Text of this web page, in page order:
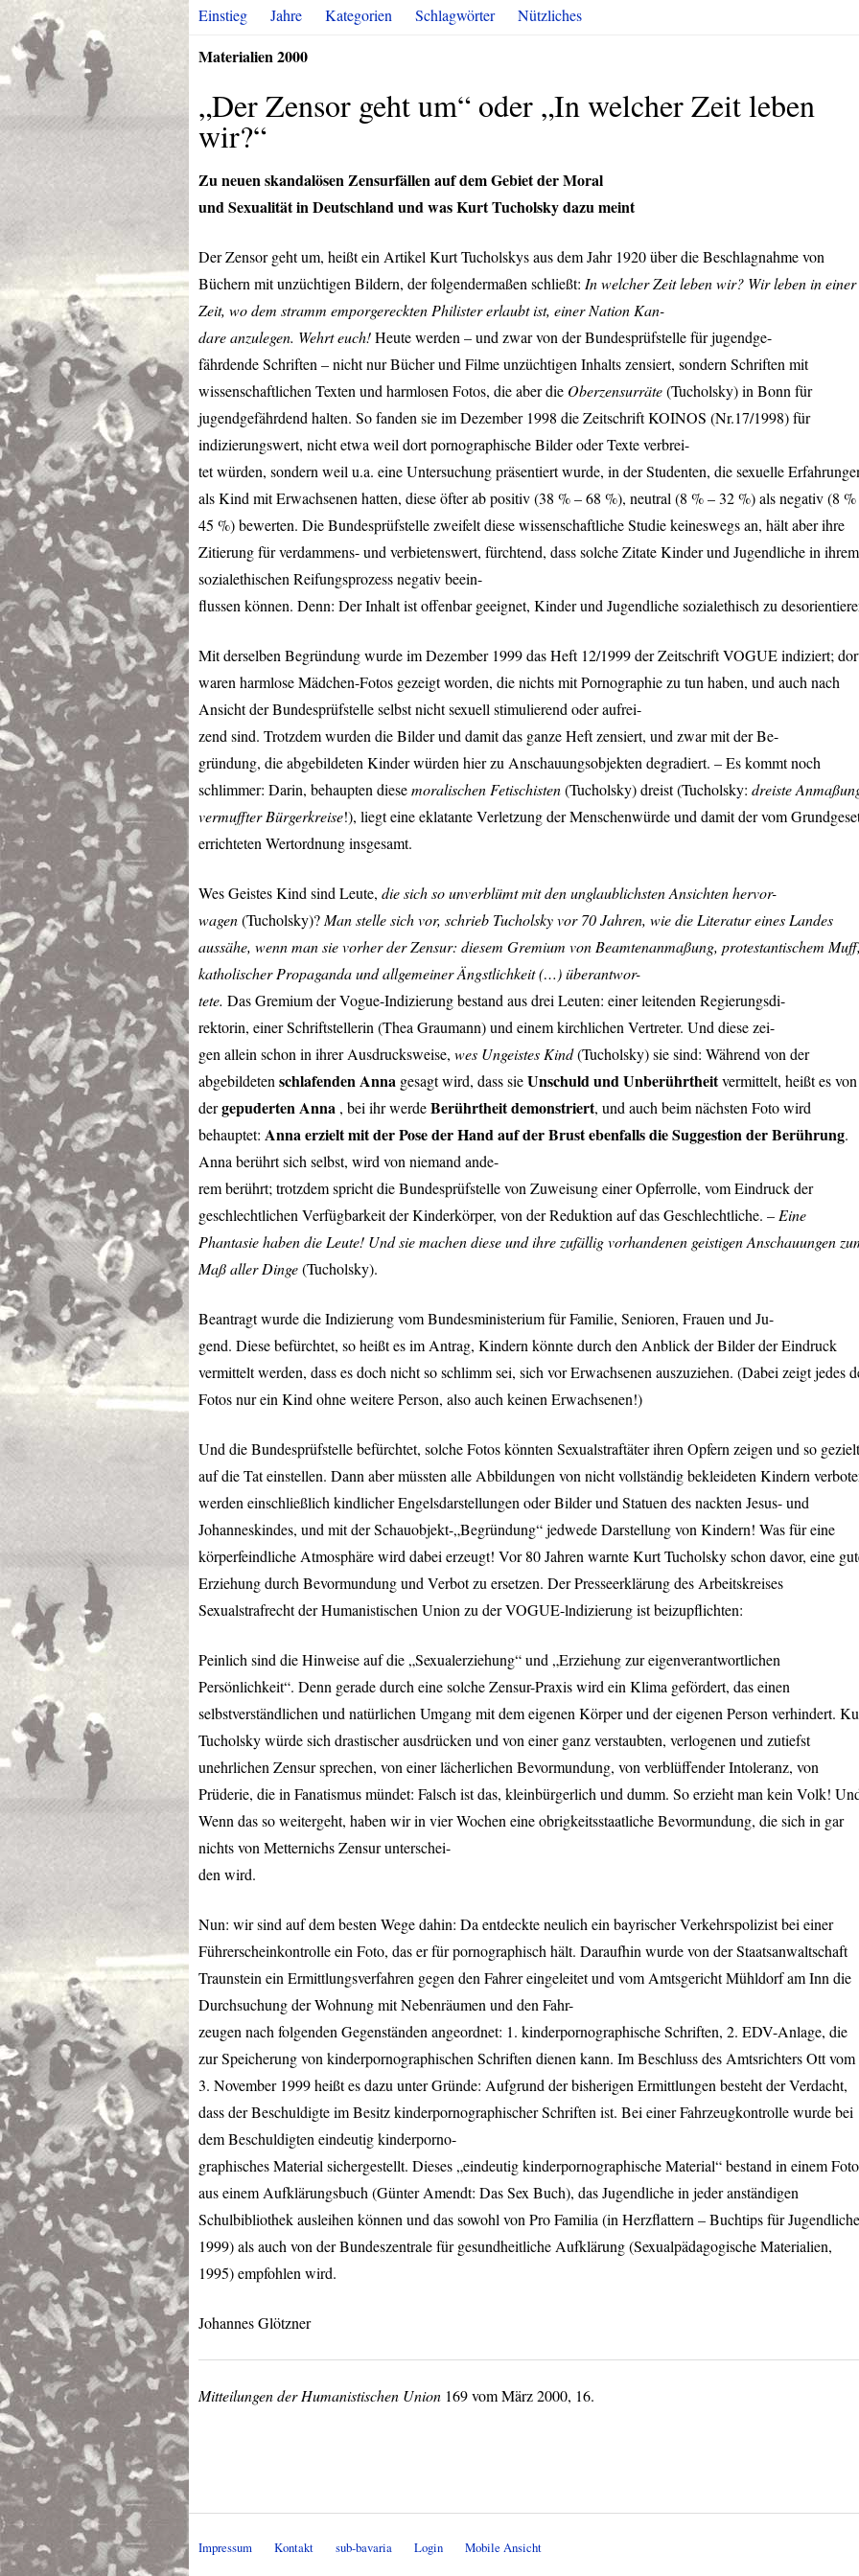
Einstieg Jahre Kategorien Schlagwörter Nützliches
Materialien 2000
„Der Zensor geht um“ oder „In welcher Zeit leben
wir?“
Zu neuen skandalösen Zensurfällen auf dem Gebiet der Moral
und Sexualität in Deutschland und was Kurt Tucholsky dazu meint
Der Zensor geht um, heißt ein Artikel Kurt Tucholskys aus dem Jahr 1920 über die Beschlagnahme von
Büchern mit unzüchtigen Bildern, der folgendermaßen schließt: In welcher Zeit leben wir? Wir leben in einer
Zeit, wo dem stramm emporgereckten Philister erlaubt ist, einer Nation Kan-
dare anzulegen. Wehrt euch!Heute werden – und zwar von der Bundesprüfstelle für jugendge-
fährdende Schriften – nicht nur Bücher und Filme unzüchtigen Inhalts zensiert, sondern Schriften mit
wissenschaftlichen Texten und harmlosen Fotos, die aber die Oberzensurräte(Tucholsky) in Bonn für
jugendgefährdend halten. So fanden sie im Dezember 1998 die ZeitschriftKOINOS (Nr.17/1998) für
indizierungswert, nicht etwa weil dort pornographische Bilder oder Texte verbrei-
tet würden, sondern weil u.a. eine Untersuchung präsentiert wurde, in der Studenten, die sexuelle
als Kind mit Erwachsenen hatten, diese öfter ab positiv (38 % – 68 %), neutral (8 % – 32 %) als negativ (8
45 %) bewerten. Die Bundesprüfstelle zweifelt diese wissenschaftliche Studie keineswegs an, hält aber ihre
Zitierung für verdammens- und verbietenswert, fürchtend, dass solche Zitate Kinder und Jugendliche in ihrem
sozialethischen Reifungsprozess negativ beein-
flussen können. Denn: Der Inhalt ist offenbar geeignet, Kinder und Jugendliche sozialethisch zu
Mit derselben Begründung wurde im Dezember 1999 das Heft 12/1999 der ZeitschriftVOGUEindiziert;
waren harmlose Mädchen-Fotos gezeigt worden, die nichts mit Pornographie zu tun haben, und auch nach
Ansicht der Bundesprüfstelle selbst nicht sexuell stimulierend oder aufrei-
zend sind. Trotzdem wurden die Bilder und damit das ganze Heft zensiert, und zwar mit der Be-
gründung, die abgebildeten Kinder würden hier zu Anschauungsobjekten degradiert. – Es kommt noch
schlimmer: Darin, behaupten diesemoralischen Fetischisten(Tucholsky) dreist (Tucholsky: dreiste
vermuffter Bürgerkreise!), liegt eine eklatante Verletzung der Menschenwürde und damit der vom
errichteten Wertordnung insgesamt.
Wes Geistes Kind sind Leute, die sich so unverblümt mit den unglaublichsten Ansichten hervor-
wagen(Tucholsky)? Man stelle sich vor, schrieb Tucholsky vor 70 Jahren, wie die Literatur eines Landes
aussähe, wenn man sie vorher der Zensur: diesem Gremium von Beamtenanmaßung, protestantischem
katholischer Propaganda und allgemeiner Ängstlichkeit (…) überantwor-
tete. Das Gremium der Vogue-Indizierung bestand aus drei Leuten: einer leitenden Regierungsdi-
rektorin, einer Schriftstellerin (Thea Graumann) und einem kirchlichen Vertreter. Und diese zei-
gen allein schon in ihrer Ausdrucksweise, wes Ungeistes Kind(Tucholsky) sie sind: Während von der
abgebildeten schlafenden Anna gesagt wird, dass sieUnschuld und Unberührtheitvermittelt, heißt es von
dergepuderten Anna , bei ihr werdeBerührtheit demonstriert, und auch beim nächsten Foto wird
behauptet: Anna erzielt mit der Pose der Hand auf der Brust ebenfalls die Suggestion der Berührung.
Anna berührt sich selbst, wird von niemand ande-
rem berührt; trotzdem spricht die Bundesprüfstelle von Zuweisung einer Opferrolle, vom Eindruck der
geschlechtlichen Verfügbarkeit der Kinderkörper, von der Reduktion auf das Geschlechtliche. – Eine
Phantasie haben die Leute! Und sie machen diese und ihre zufällig vorhandenen geistigen Anschauungen
Maß aller Dinge(Tucholsky).
Beantragt wurde die Indizierung vom Bundesministerium für Familie, Senioren, Frauen und Ju-
gend. Diese befürchtet, so heißt es im Antrag, Kindern könnte durch den Anblick der Bilder der Eindruck
vermittelt werden, dass es doch nicht so schlimm sei, sich vor Erwachsenen auszuziehen. (Dabei zeigt jedes
Fotos nur ein Kind ohne weitere Person, also auch keinen Erwachsenen!)
Und die Bundesprüfstelle befürchtet, solche Fotos könnten Sexualstraftäter ihren Opfern zeigen und so gezielt
auf die Tat einstellen. Dann aber müssten alle Abbildungen von nicht vollständig bekleideten Kindern
werden einschließlich kindlicher Engelsdarstellungen oder Bilder und Statuen des nackten Jesus- und
Johanneskindes, und mit der Schauobjekt-„Begründung“ jedwede Darstellung von Kindern! Was für eine
körperfeindliche Atmosphäre wird dabei erzeugt! Vor 80 Jahren warnte Kurt Tucholsky schon davor, eine
Erziehung durch Bevormundung und Verbot zu ersetzen. Der Presseerklärung des Arbeitskreises
Sexualstrafrecht der Humanistischen Union zu derVOGUE-lndizierung ist beizupflichten:
Peinlich sind die Hinweise auf die „Sexualerziehung“ und „Erziehung zur eigenverantwortlichen
Persönlichkeit“. Denn gerade durch eine solche Zensur-Praxis wird ein Klima gefördert, das einen
selbstverständlichen und natürlichen Umgang mit dem eigenen Körper und der eigenen Person verhindert.
Tucholsky würde sich drastischer ausdrücken und von einer ganz verstaubten, verlogenen und zutiefst
unehrlichen Zensur sprechen, von einer lächerlichen Bevormundung, von verblüffender Intoleranz, von
Prüderie, die in Fanatismus mündet: Falsch ist das, kleinbürgerlich und dumm. So erzieht man kein Volk!
Wenn das so weitergeht, haben wir in vier Wochen eine obrigkeitsstaatliche Bevormundung, die sich in gar
nichts von Metternichs Zensur unterschei-
den wird.
Nun: wir sind auf dem besten Wege dahin: Da entdeckte neulich ein bayrischer Verkehrspolizist bei einer
Führerscheinkontrolle ein Foto, das er für pornographisch hält. Daraufhin wurde von der Staatsanwaltschaft
Traunstein ein Ermittlungsverfahren gegen den Fahrer eingeleitet und vom Amtsgericht Mühldorf am Inn die
Durchsuchung der Wohnung mit Nebenräumen und den Fahr-
zeugen nach folgenden Gegenständen angeordnet: 1. kinderpornographische Schriften, 2. EDV-Anlage, die
zur Speicherung von kinderpornographischen Schriften dienen kann. Im Beschluss des Amtsrichters Ott vom
3. November 1999 heißt es dazu unter Gründe: Aufgrund der bisherigen Ermittlungen besteht der Verdacht,
dass der Beschuldigte im Besitz kinderpornographischer Schriften ist. Bei einer Fahrzeugkontrolle wurde bei
dem Beschuldigten eindeutig kinderporno-
graphisches Material sichergestellt. Dieses „eindeutig kinderpornographische Material“ bestand in einem Foto
aus einem Aufklärungsbuch (Günter Amendt: Das Sex Buch), das Jugendliche in jeder anständigen
Schulbibliothek ausleihen können und das sowohl von Pro Familia (in Herzflattern – Buchtips für Jugendliche
1999) als auch von der Bundeszentrale für gesundheitliche Aufklärung (Sexualpädagogische Materialien,
1995) empfohlen wird.
Johannes Glötzner
Mitteilungen der Humanistischen Union 169 vom März 2000, 16.
Impressum Kontakt sub-bavaria Login Mobile Ansicht